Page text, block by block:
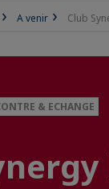
A venir Club
& ECHANGE